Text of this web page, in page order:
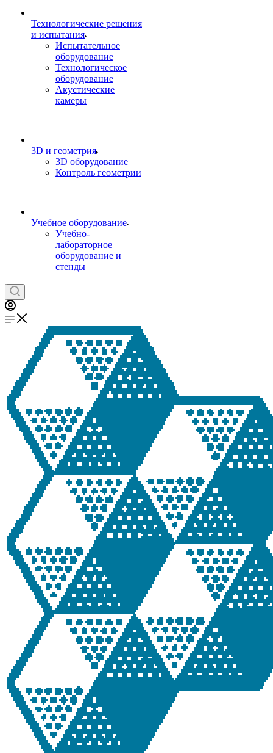
Технологические решения
и испытания
Испытательное
оборудование
Технологическое
оборудование
Акустические
камеры
3D и геометрия
3D оборудование
Контроль геометрии
Учебное оборудование
Учебно-
лабораторное
оборудование и
стенды